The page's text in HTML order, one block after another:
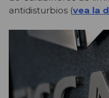
antidisturbios (vea la